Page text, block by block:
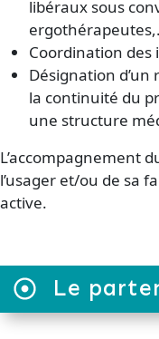
libéraux sous
Coordination
Désignation
la continuité du
une structure
L’accompagnement
l’usager et/ou de sa
active.
Le